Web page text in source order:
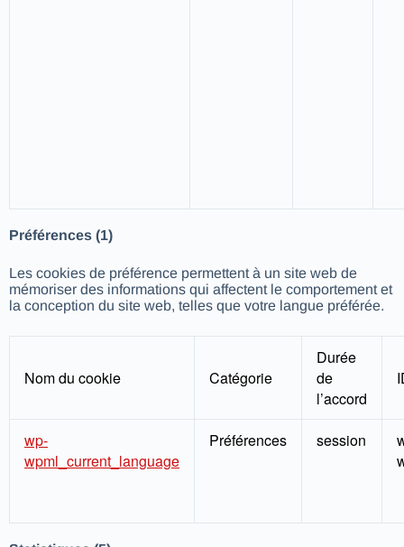
Préférences (1)
Les cookies de préférence permettent à un site web de
mémoriser des informations qui affectent le comportement et
la conception du site web, telles que votre langue préférée.
Nom du cookie Catégorie
Durée
de
l’accord
wp-
wpml_current_language
Préférences session